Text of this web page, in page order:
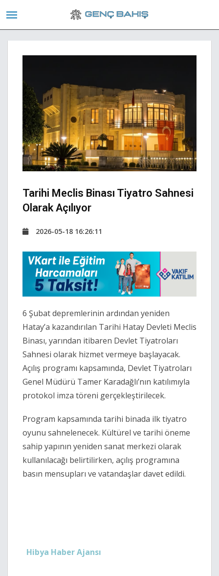
Tarihi Meclis Binası Tiyatro Sahnesi
Olarak Açılıyor
2026-05-18 16:26:11
6 Şubat depremlerinin ardından yeniden
Hatay’a kazandırılan Tarihi Hatay Devleti Meclis
Binası, yarından itibaren Devlet Tiyatroları
Sahnesi olarak hizmet vermeye başlayacak.
Açılış programı kapsamında, Devlet Tiyatroları
Genel Müdürü Tamer Karadağlı’nın katılımıyla
protokol imza töreni gerçekleştirilecek.
Program kapsamında tarihi binada ilk tiyatro
oyunu sahnelenecek. Kültürel ve tarihi öneme
sahip yapının yeniden sanat merkezi olarak
kullanılacağı belirtilirken, açılış programına
basın mensupları ve vatandaşlar davet edildi.
Hibya Haber Ajansı